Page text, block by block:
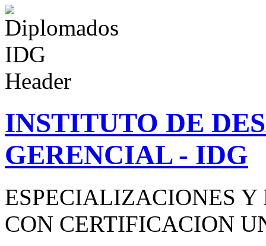
INSTITUTO DE
GERENCIAL - IDG
ESPECIALIZACIONES
CON CERTIFICACION